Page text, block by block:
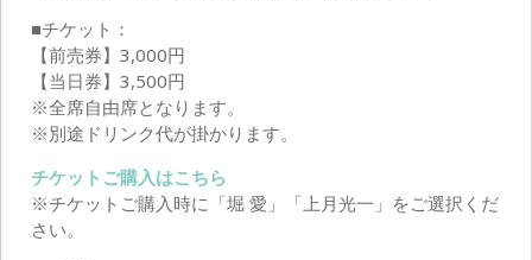
■チケット：
【前売券】3,000円
【当日券】3,500円
※全席自由席となります。
※別途ドリンク代が掛かります。
チケットご購入はこちら
※チケットご購入時に「堀 愛」「上月光一」をご選択くだ
さい。